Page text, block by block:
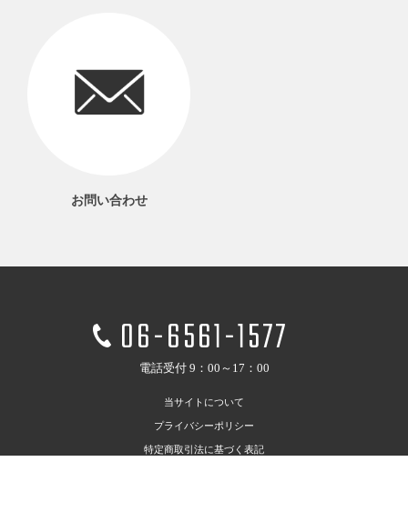
お問い合わせ
06-6561-1577
電話受付 9：00～17：00
当サイトについて
プライバシーポリシー
特定商取引法に基づく表記